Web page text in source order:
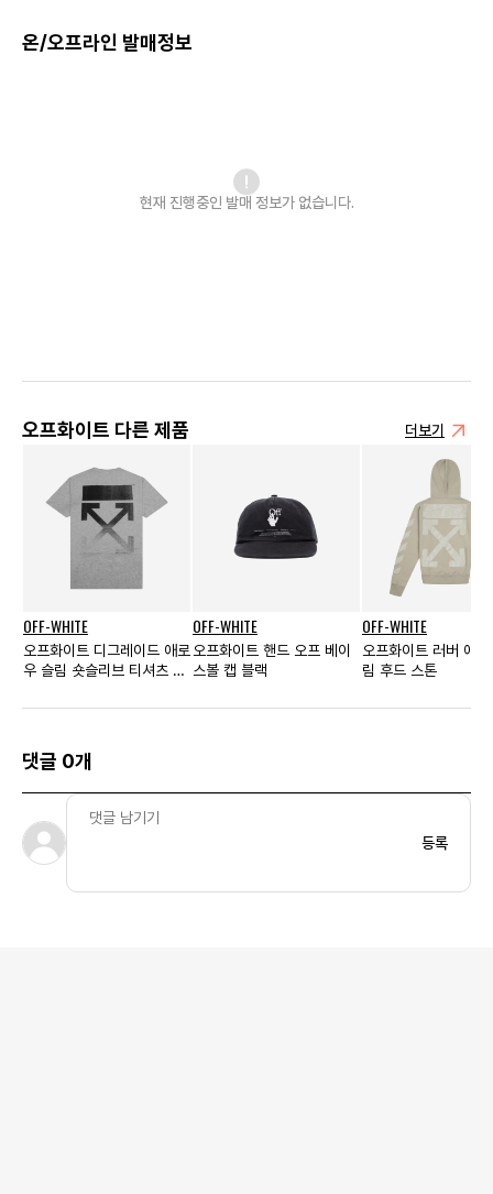
온/오프라인 발매정보
현재 진행중인 발매 정보가 없습니다.
오프화이트 다른 제품 더보기
OFF-WHITE
오프화이트 디그레이드 애로
우 슬림 숏슬리브 티셔츠 멜
OFF-WHITE
오프화이트 핸드 오프 베이
스볼 캡 블랙
OFF-WHITE
오프화이트 러버 애
림 후드 스톤
댓글 0개
등록